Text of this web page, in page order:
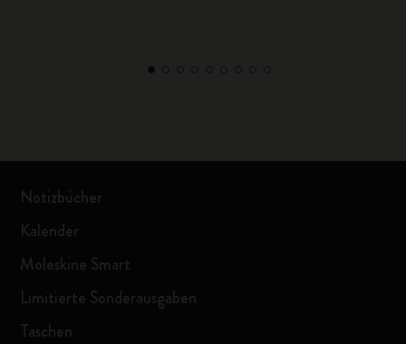
Notizbücher
Kalender
Moleskine Smart
Limitierte Sonderausgaben
Taschen